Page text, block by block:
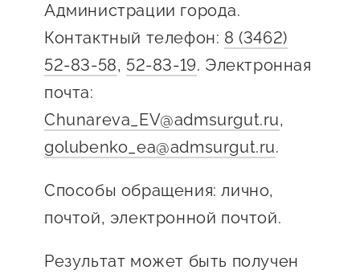
Поддержка центра
Онлайн-витрина
Истории успеха
предпринимательства
О центре
Календарь
мероприятий для
предпринимателей
Проекты
Истории успеха
Центр инноваций
социальной сферы
О центре
Поддержка центра
Календарь
мероприятий для
предпринимателей
Центр финансовой
поддержки
О центре
технологического и
Администрации города.
Контактный телефон: 8 (3462)
52-83-58, 52-83-19. Электронная
почта:
Chunareva_EV@admsurgut.ru,
golubenko_ea@admsurgut.ru.
Способы обращения: лично,
почтой, электронной почтой.
Результат может быть получен